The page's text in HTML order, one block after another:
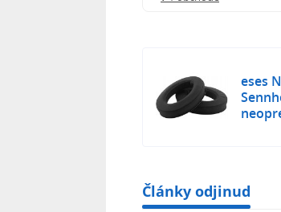
eses
Články odjinud